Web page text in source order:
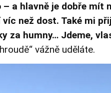
a hlavně je dobře mít
než dost. Také mi
za humny… Jdeme,
vážně uděláte.